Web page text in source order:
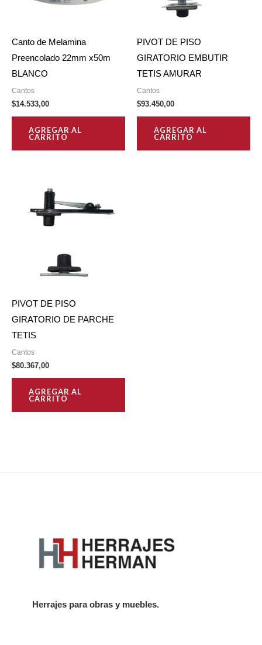
Canto de Melamina
Preencolado 22mm x50m
BLANCO
Cantos
$14.533,00
AGREGAR AL
CARRITO
PIVOT DE PISO
GIRATORIO EMBUTIR
TETIS AMURAR
Cantos
$93.450,00
AGREGAR AL
CARRITO
PIVOT DE PISO
GIRATORIO DE PARCHE
TETIS
Cantos
$80.367,00
AGREGAR AL
CARRITO
Herrajes para obras y muebles.